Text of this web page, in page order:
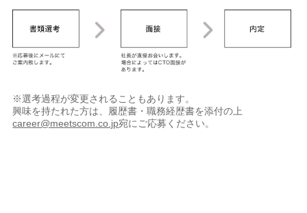
※選考過程が変更されることもあります。
興味を持たれた方は、履歴書・職務経歴書を添付の上
career@meetscom.co.jp宛にご応募ください。